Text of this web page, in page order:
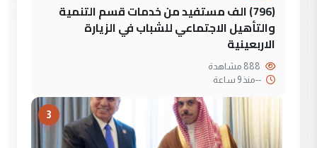
(796) الف مستفيد من خدمات قسم التنمية
والتأهيل الاجتماعي للشباب في الزيارة
الاربعينية
--منذ 9 ساعة
3